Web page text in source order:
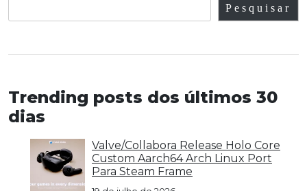
Pesquisar
Trending posts dos últimos 30
dias
Valve/Collabora Release Holo Core
Custom Aarch64 Arch Linux Port
Para Steam Frame